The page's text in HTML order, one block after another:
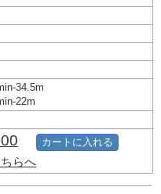
34.5m
22m
らへ
カートに入れる